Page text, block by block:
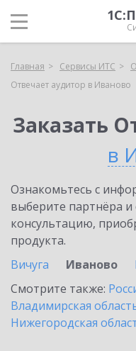
Главная Сервисы ИТС
Отвечает аудитор в Иваново
Заказать
в
Ознакомьтесь с
выберите партнёра и
консультацию,
продукта.
Вичуга
Иваново
Смотрите также:
Владимирская
Нижегородская